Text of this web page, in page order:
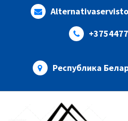
Республика